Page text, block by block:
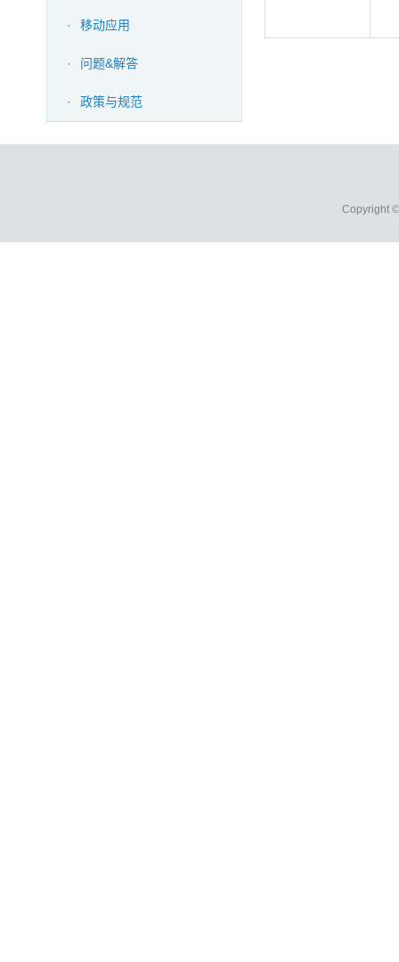
· 移动应用
· 问题&解答
· 政策与规范
Copyright